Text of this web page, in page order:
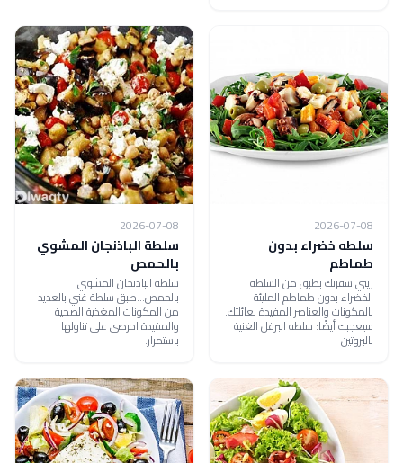
2026-07-08
سلطه خضراء بدون
طماطم
زيني سفرتك بطبق من السلطة
الخضراء بدون طماطم المليئة
بالمكونات والعناصر المفيدة لعائلتك.
سيعجبك أيضًا: سلطه البرغل الغنية
بالبروتين
2026-07-08
سلطة الباذنجان المشوي
بالحمص
سلطة الباذنجان المشوي
بالحمص...طبق سلطة غني بالعديد
من المكونات المغذية الصحية
والمفيدة احرصي علي تناولها
باستمرار.